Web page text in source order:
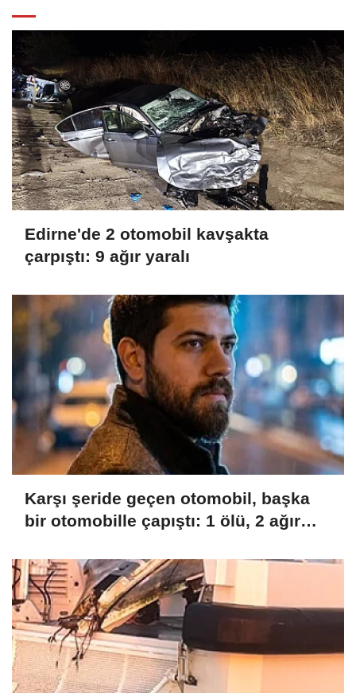
Edirne'de 2 otomobil kavşakta
çarpıştı: 9 ağır yaralı
Karşı şeride geçen otomobil, başka
bir otomobille çapıştı: 1 ölü, 2 ağır